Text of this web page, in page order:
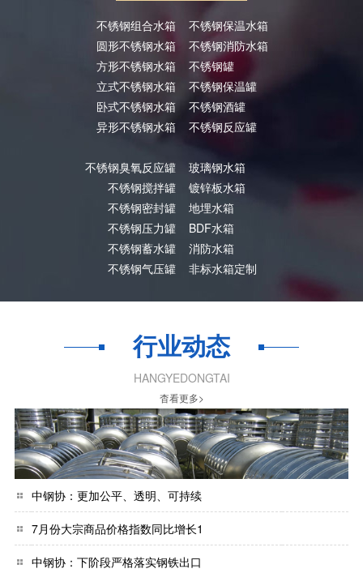
不锈钢组合水箱
圆形不锈钢水箱
方形不锈钢水箱
立式不锈钢水箱
卧式不锈钢水箱
异形不锈钢水箱
不锈钢臭氧反应罐
不锈钢搅拌罐
不锈钢密封罐
不锈钢压力罐
不锈钢蓄水罐
不锈钢气压罐
不锈钢保温水箱
不锈钢消防水箱
不锈钢罐
不锈钢保温罐
不锈钢酒罐
不锈钢反应罐
玻璃钢水箱
镀锌板水箱
地埋水箱
BDF水箱
消防水箱
非标水箱定制
行业动态
HANGYEDONGTAI
杳看更多>
中钢协：更加公平、透明、可持续
7月份大宗商品价格指数同比增长1
中钢协：下阶段严格落实钢铁出口